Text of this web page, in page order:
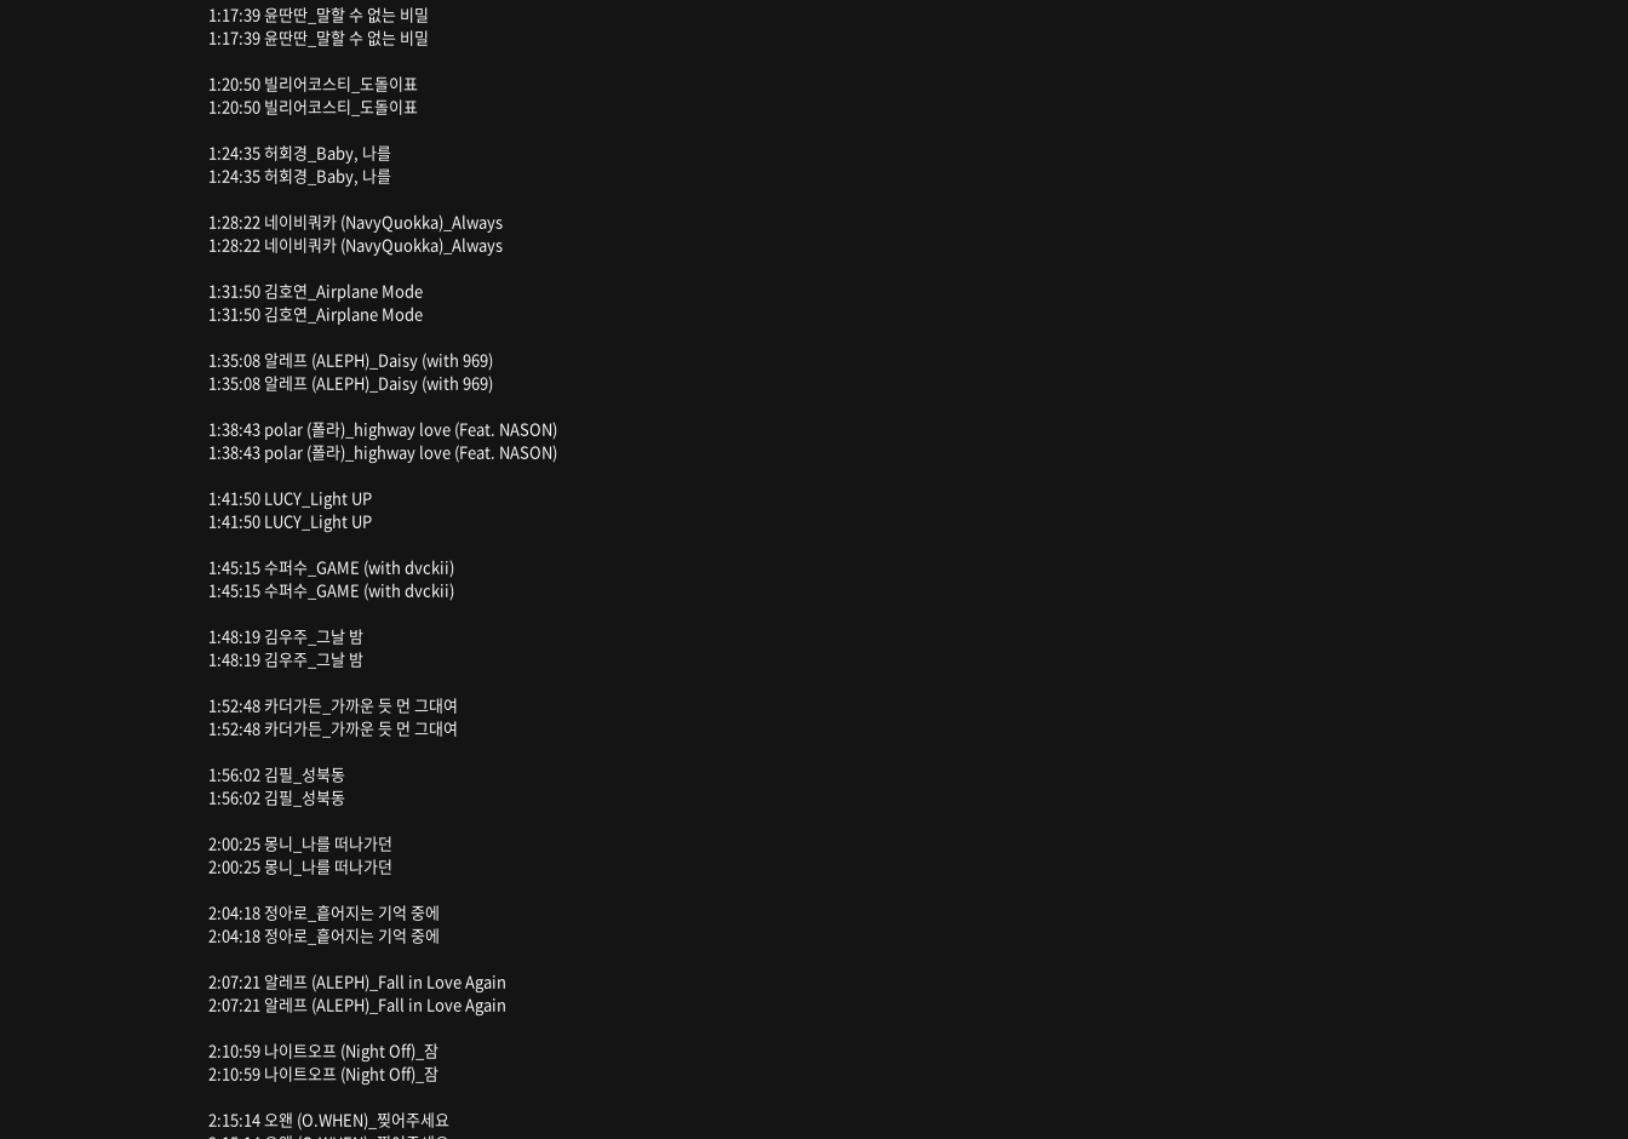
1:17:39 윤딴딴_말할 수 없는 비밀
1:17:39 윤딴딴_말할 수 없는 비밀
1:20:50 빌리어코스티_도돌이표
1:20:50 빌리어코스티_도돌이표
1:24:35 허회경_Baby, 나를
1:24:35 허회경_Baby, 나를
1:28:22 네이비쿼카 (NavyQuokka)_Always
1:28:22 네이비쿼카 (NavyQuokka)_Always
1:31:50 김호연_Airplane Mode
1:31:50 김호연_Airplane Mode
1:35:08 알레프 (ALEPH)_Daisy (with 969)
1:35:08 알레프 (ALEPH)_Daisy (with 969)
1:38:43 polar (폴라)_highway love (Feat. NASON)
1:38:43 polar (폴라)_highway love (Feat. NASON)
1:41:50 LUCY_Light UP
1:41:50 LUCY_Light UP
1:45:15 수퍼수_GAME (with dvckii)
1:45:15 수퍼수_GAME (with dvckii)
1:48:19 김우주_그날 밤
1:48:19 김우주_그날 밤
1:52:48 카더가든_가까운 듯 먼 그대여
1:52:48 카더가든_가까운 듯 먼 그대여
1:56:02 김필_성북동
1:56:02 김필_성북동
2:00:25 몽니_나를 떠나가던
2:00:25 몽니_나를 떠나가던
2:04:18 정아로_흩어지는 기억 중에
2:04:18 정아로_흩어지는 기억 중에
2:07:21 알레프 (ALEPH)_Fall in Love Again
2:07:21 알레프 (ALEPH)_Fall in Love Again
2:10:59 나이트오프 (Night Off)_잠
2:10:59 나이트오프 (Night Off)_잠
2:15:14 오왠 (O.WHEN)_찢어주세요